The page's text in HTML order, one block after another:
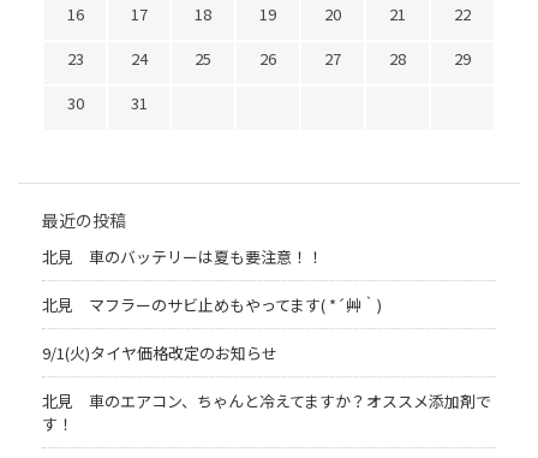
16
17 18 19 20 21
22
23
24 25 26 27 28
29
30
31
最近の投稿
北見 車のバッテリーは夏も要注意！！
北見 マフラーのサビ止めもやってます( *´艸｀)
9/1(火)タイヤ価格改定のお知らせ
北見 車のエアコン、ちゃんと冷えてますか？オススメ添加剤で
す！